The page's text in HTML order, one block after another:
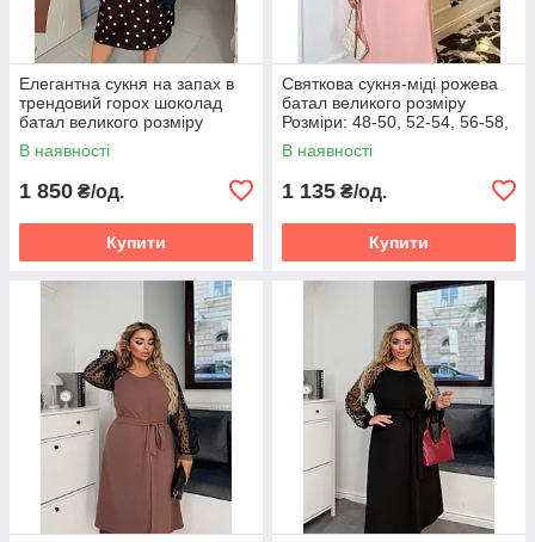
Елегантна сукня на запах в
трендовий горох шоколад
батал великого розміру
Розміри: 50-52, 54-56, 58-60
В наявності
1 850 ₴/од.
Купити
Святкова сукня-міді рожева
батал великого розміру
Розміри: 48-50, 52-54, 56-58,
60-62
В наявності
1 135 ₴/од.
Купити